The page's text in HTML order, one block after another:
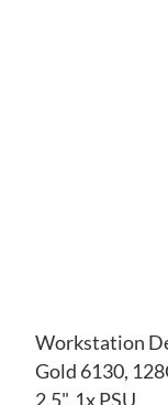
Workstation
Gold 6130,
2.5", 1x PSU,